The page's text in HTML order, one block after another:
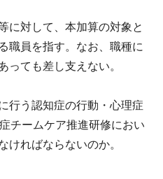
に対して、本加算の対象と
職員を指す。なお、職種に
っても差し支えない。
行う認知症の行動・心理症
チームケア推進研修におい
ければならないのか。